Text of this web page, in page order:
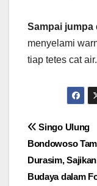
Sampai jumpa
menyelami
tiap tetes cat
Navigasi
pos
Singo Ulung
Bondowoso
Durasim,
Budaya dalam